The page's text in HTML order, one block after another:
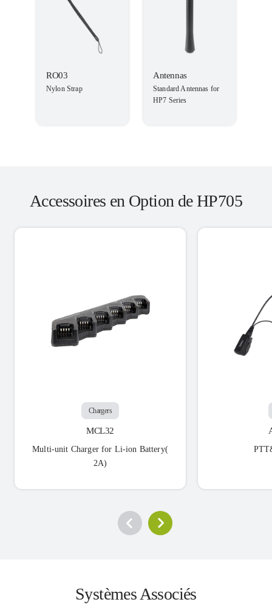
RO03
Nylon Strap
Antennas
Standard Antennas for
HP7 Series
Accessoires en Option de HP705
Chargers
MCL32
Multi-unit Charger for Li-ion Battery(
2A)
Systèmes Associés